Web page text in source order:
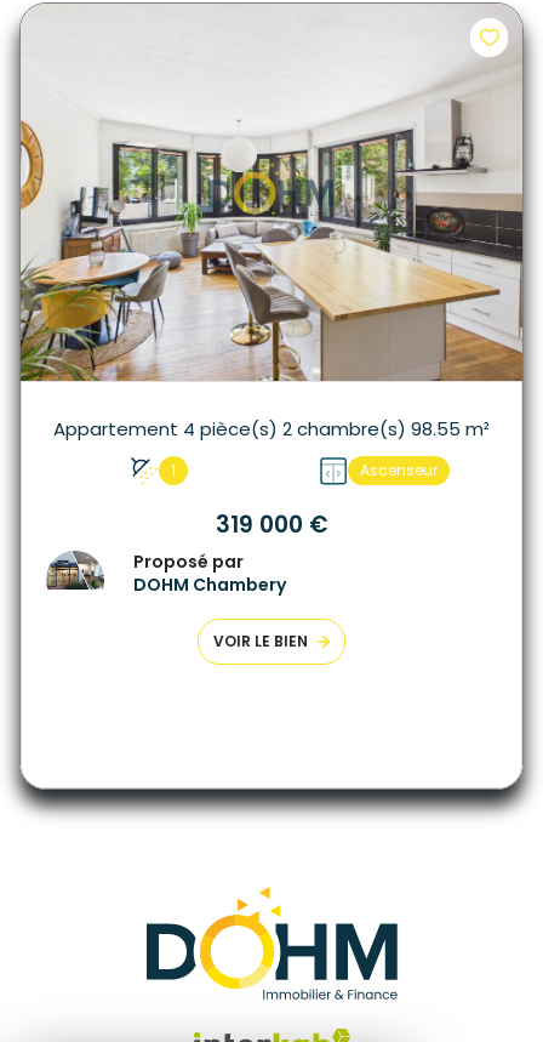
Appartement 4 pièce(s) 2 chambre(s) 98.55 m²
1 Ascenseur
319 000 €
Proposé par
DOHM Chambery
VOIR LE BIEN